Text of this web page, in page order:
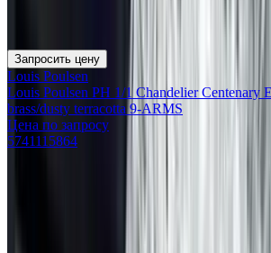
Запросить цену
Louis Poulsen
Louis Poulsen PH 1/1 Chandelier Centenary
brass/dusty terracotta 9-ARMS
Цена по запросу
5741115864